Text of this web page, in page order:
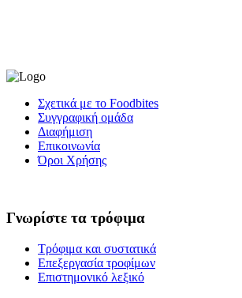
Σχετικά με το Foodbites
Συγγραφική ομάδα
Διαφήμιση
Επικοινωνία
Όροι Χρήσης
Γνωρίστε τα τρόφιμα
Τρόφιμα και συστατικά
Επεξεργασία τροφίμων
Επιστημονικό λεξικό